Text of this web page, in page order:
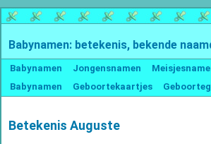
Babynamen: betekenis, bekende
Babynamen Jongensnamen
Babynamen
Geboortekaartjes
Betekenis Auguste